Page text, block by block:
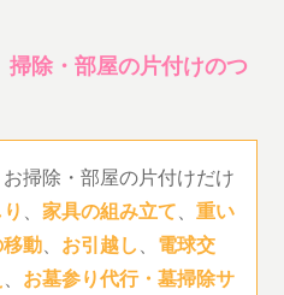
除・部屋の片付けのつ
掃除・部屋の片付けだけ
、家具の組み立て、重い
動、 お引越し、 電球交
、 お墓参り代行・墓掃除サ